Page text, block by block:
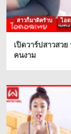
สาวก็มาดิคร้าบ ไอ
เปิดวาร์ปสาวสว
คนงาม